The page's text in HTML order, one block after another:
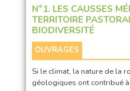
N°1. LES CAUSSES
TERRITOIRE
BIODIVERSITÉ
OUVRAGES
Si le climat, la nature de la
géologiques ont contribué